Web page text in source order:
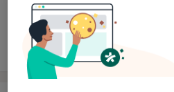
Experiência Preços